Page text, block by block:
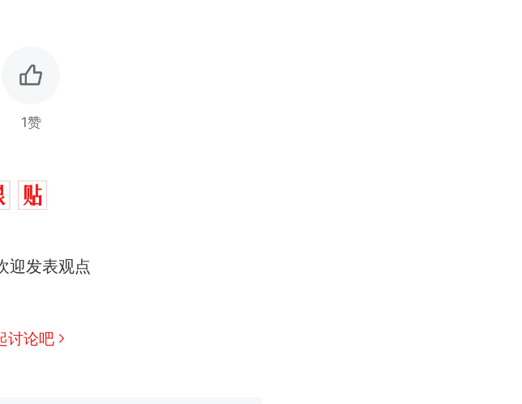
1赞
迎发表观点
讨论吧
老师一句“跟我回家”改写了人生